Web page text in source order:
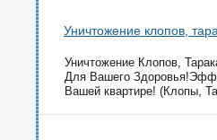
Уничтожение клопов,
Уничтожение Клопов,
Для Вашего
Вашей квартире! (Клопы,